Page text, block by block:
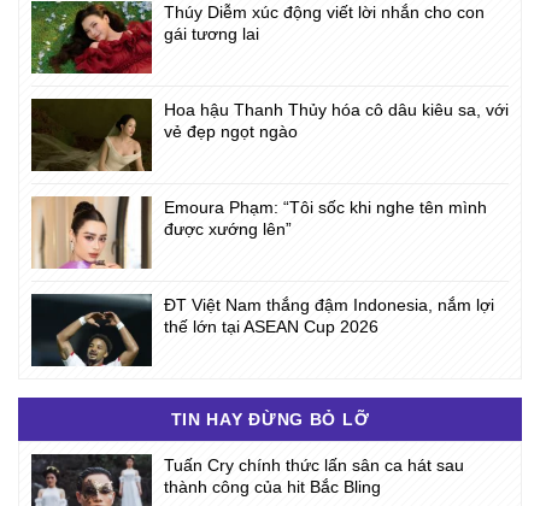
Thúy Diễm xúc động viết lời nhắn cho con
gái tương lai
Hoa hậu Thanh Thủy hóa cô dâu kiêu sa, với
vẻ đẹp ngọt ngào
Emoura Phạm: “Tôi sốc khi nghe tên mình
được xướng lên”
ĐT Việt Nam thắng đậm Indonesia, nắm lợi
thế lớn tại ASEAN Cup 2026
TIN HAY ĐỪNG BỎ LỠ
Tuấn Cry chính thức lấn sân ca hát sau
thành công của hit Bắc Bling